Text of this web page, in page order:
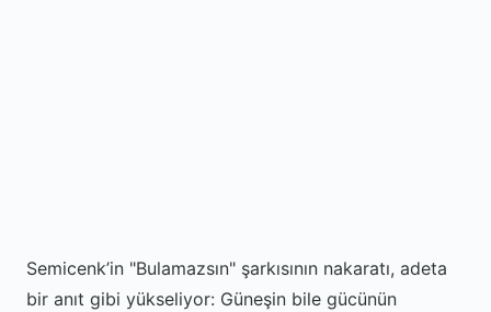
Semicenk’in "Bulamazsın" şarkısının nakaratı, adeta
bir anıt gibi yükseliyor: Güneşin bile gücünün